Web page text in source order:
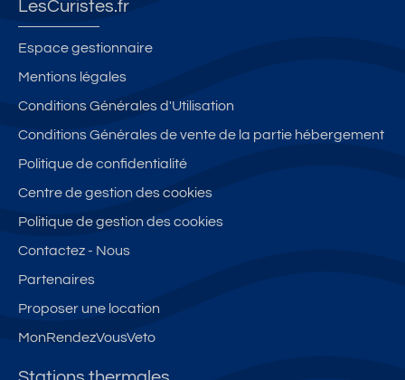
LesCuristes.fr
Espace gestionnaire
Mentions légales
Conditions Générales d'Utilisation
Conditions Générales de vente de la partie hébergement
Politique de confidentialité
Centre de gestion des cookies
Politique de gestion des cookies
Contactez - Nous
Partenaires
Proposer une location
MonRendezVousVeto